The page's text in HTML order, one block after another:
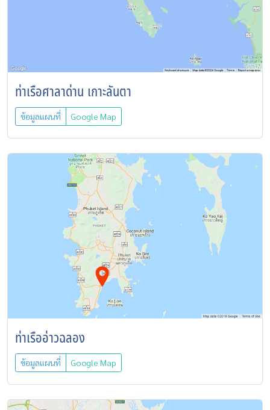
ท่าเรือศาลาด่าน เกาะลันตา
ข้อมูลแผนที่ Google Map
ท่าเรืออ่าวฉลอง
ข้อมูลแผนที่ Google Map